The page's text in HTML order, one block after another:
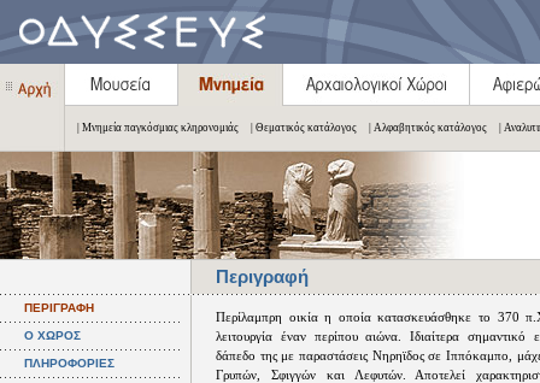
| Μνημεία παγκόσμιας κληρονομιάς | Θεματικός κατάλογος | Αλφαβητικός κατάλογος |
Περιγραφή
ΠΕΡΙΓΡΑΦΗ
Ο ΧΩΡΟΣ
ΠΛΗΡΟΦΟΡΙΕΣ
Περίλαμπρη οικία η οποία κατασκευάσθηκε το 370
λειτουργία έναν περίπου αιώνα. Ιδιαίτερα σημαντικό
δάπεδο της με παραστάσεις Νηρηϊδος σε Ιππόκαμπο,
Γρυπών, Σφιγγών και Λεφυτών. Αποτελεί